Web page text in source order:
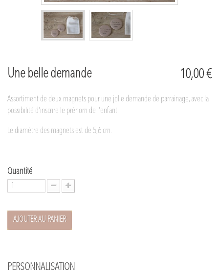
Une belle demande 10,00 €
Assortiment de deux magnets pour une jolie demande de parrainage, avec la
possibilité d'inscrire le prénom de l'enfant.
Le diamètre des magnets est de 5,6 cm.
Quantité
AJOUTER AU PANIER
PERSONNALISATION